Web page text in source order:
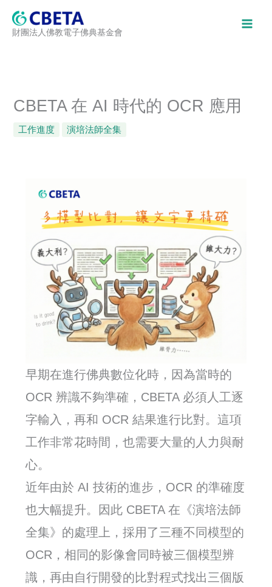
財團法人佛教電子佛典基金會
CBETA 在 AI 時代的 OCR 應用
工作進度 演培法師全集
早期在進行佛典數位化時，因為當時的
OCR 辨識不夠準確，CBETA 必須人工逐
字輸入，再和 OCR 結果進行比對。這項
工作非常花時間，也需要大量的人力與耐
心。
近年由於 AI 技術的進步，OCR 的準確度
也大幅提升。因此 CBETA 在《演培法師
全集》的處理上，採用了三種不同模型的
OCR，相同的影像會同時被三個模型辨
識，再由自行開發的比對程式找出三個版